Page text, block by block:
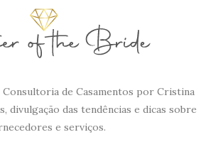
Consultoria de Casamentos por Cristina
divulgação das tendências e dicas sobre
e serviços.